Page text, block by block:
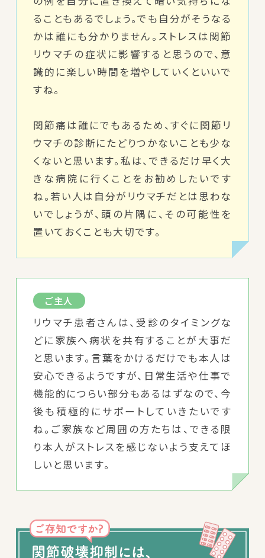
ることもあるでしょう。でも自分がそうなる
かは誰にも分かりません。ストレスは関節
リウマチの症状に影響すると思うので、意
識的に楽しい時間を増やしていくといいで
すね。
関節痛は誰にでもあるため、すぐに関節リ
ウマチの診断にたどりつかないことも少な
くないと思います。私は、できるだけ早く大
きな病院に行くことをお勧めしたいです
ね。若い人は自分がリウマチだとは思わな
いでしょうが、頭の片隅に、その可能性を
置いておくことも大切です。
ご主人
リウマチ患者さんは、受診のタイミングな
どに家族へ病状を共有することが大事だ
と思います。言葉をかけるだけでも本人は
安心できるようですが、日常生活や仕事で
機能的につらい部分もあるはずなので、今
後も積極的にサポートしていきたいです
ね。ご家族など周囲の方たちは、できる限
り本人がストレスを感じないよう支えてほ
しいと思います。